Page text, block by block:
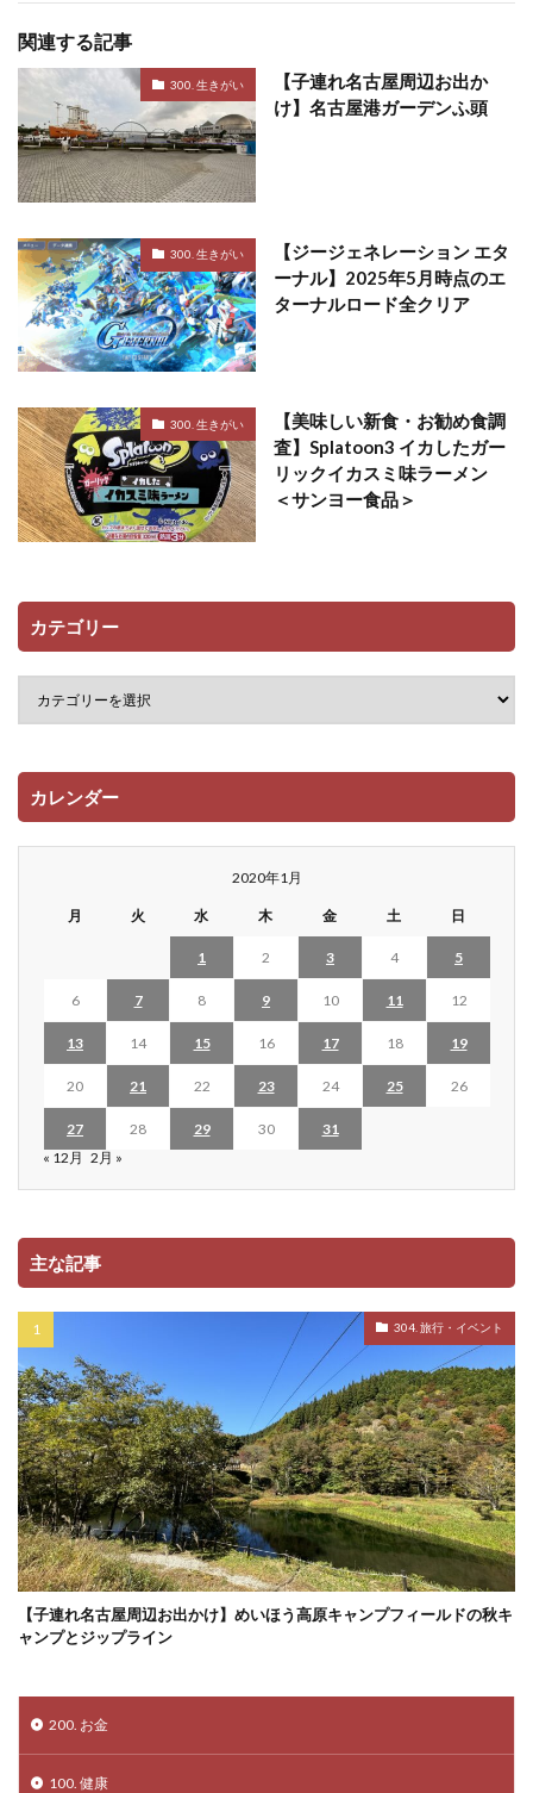
関連する記事
300. 生きがい
【子連れ名古屋周辺お出か
け】名古屋港ガーデンふ頭
300. 生きがい
【ジージェネレーション エタ
ーナル】2025年5月時点のエ
ターナルロード全クリア
300. 生きがい
【美味しい新食・お勧め食調
査】Splatoon3 イカしたガー
リックイカスミ味ラーメン
＜サンヨー食品＞
カテゴリー
カレンダー
2020年1月
月 火 水 木 金 土 日
1 2 3 4 5
6 7 8 9 10 11 12
13 14 15 16 17 18 19
20 21 22 23 24 25 26
27 28 29 30
31
« 12月 2月 »
主な記事
304. 旅行・イベント
【子連れ名古屋周辺お出かけ】めいほう高原キャンプフィールドの秋キ
ャンプとジップライン
200. お金
100. 健康